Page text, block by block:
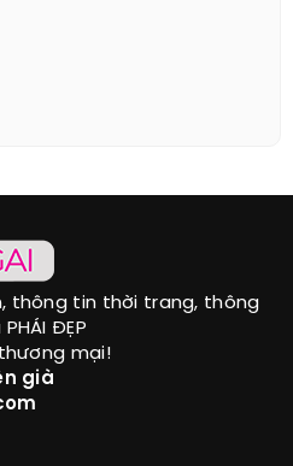
thông tin thời trang, thông
ĐẸP
mại!
già